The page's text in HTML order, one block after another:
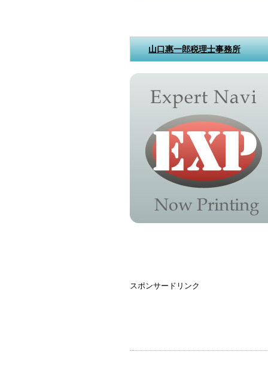
山口惠一郎税理士事務所
スポンサードリンク